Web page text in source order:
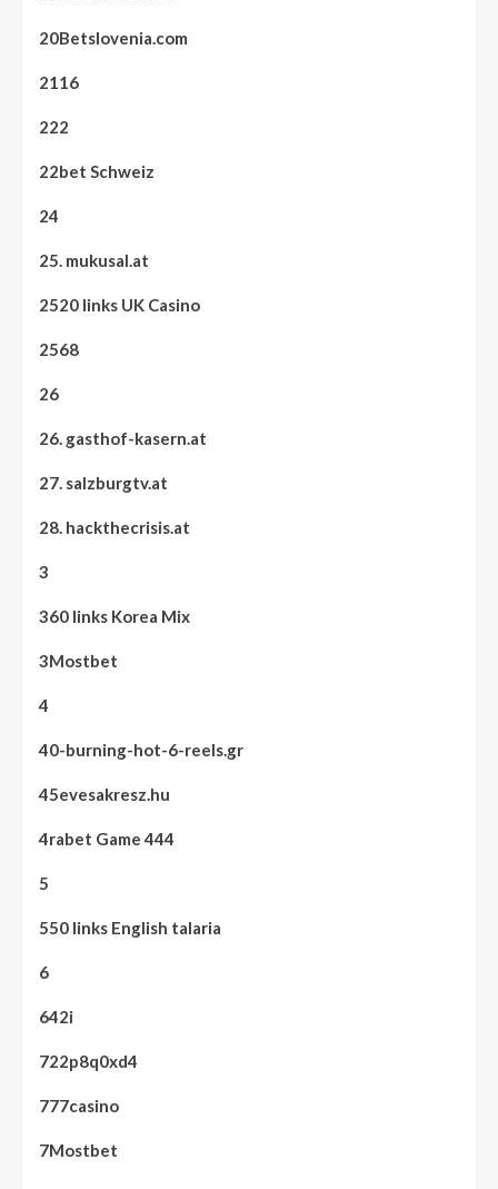
20Betslovenia.com
2116
222
22bet Schweiz
24
25. mukusal.at
2520 links UK Casino
2568
26
26. gasthof-kasern.at
27. salzburgtv.at
28. hackthecrisis.at
3
360 links Korea Mix
3Mostbet
4
40-burning-hot-6-reels.gr
45evesakresz.hu
4rabet Game 444
5
550 links English talaria
6
642i
722p8q0xd4
777casino
7Mostbet